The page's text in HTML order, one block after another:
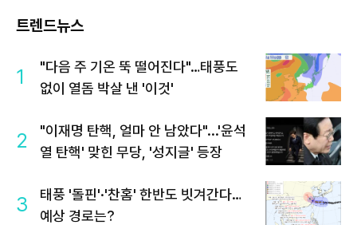
트렌드뉴스
1
"다음 주 기온 뚝 떨어진다"…태풍도
없이 열돔 박살 낸 '이것'
2
"이재명 탄핵, 얼마 안 남았다"...'윤석
열 탄핵' 맞힌 무당, '성지글' 등장
3
태풍 '돌핀'·'찬홈' 한반도 빗겨간다…
예상 경로는?